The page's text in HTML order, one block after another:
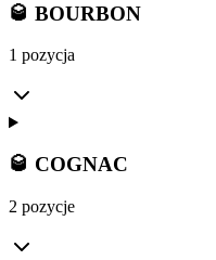
🥃 BOURBON
1 pozycja
🥃 COGNAC
2 pozycje